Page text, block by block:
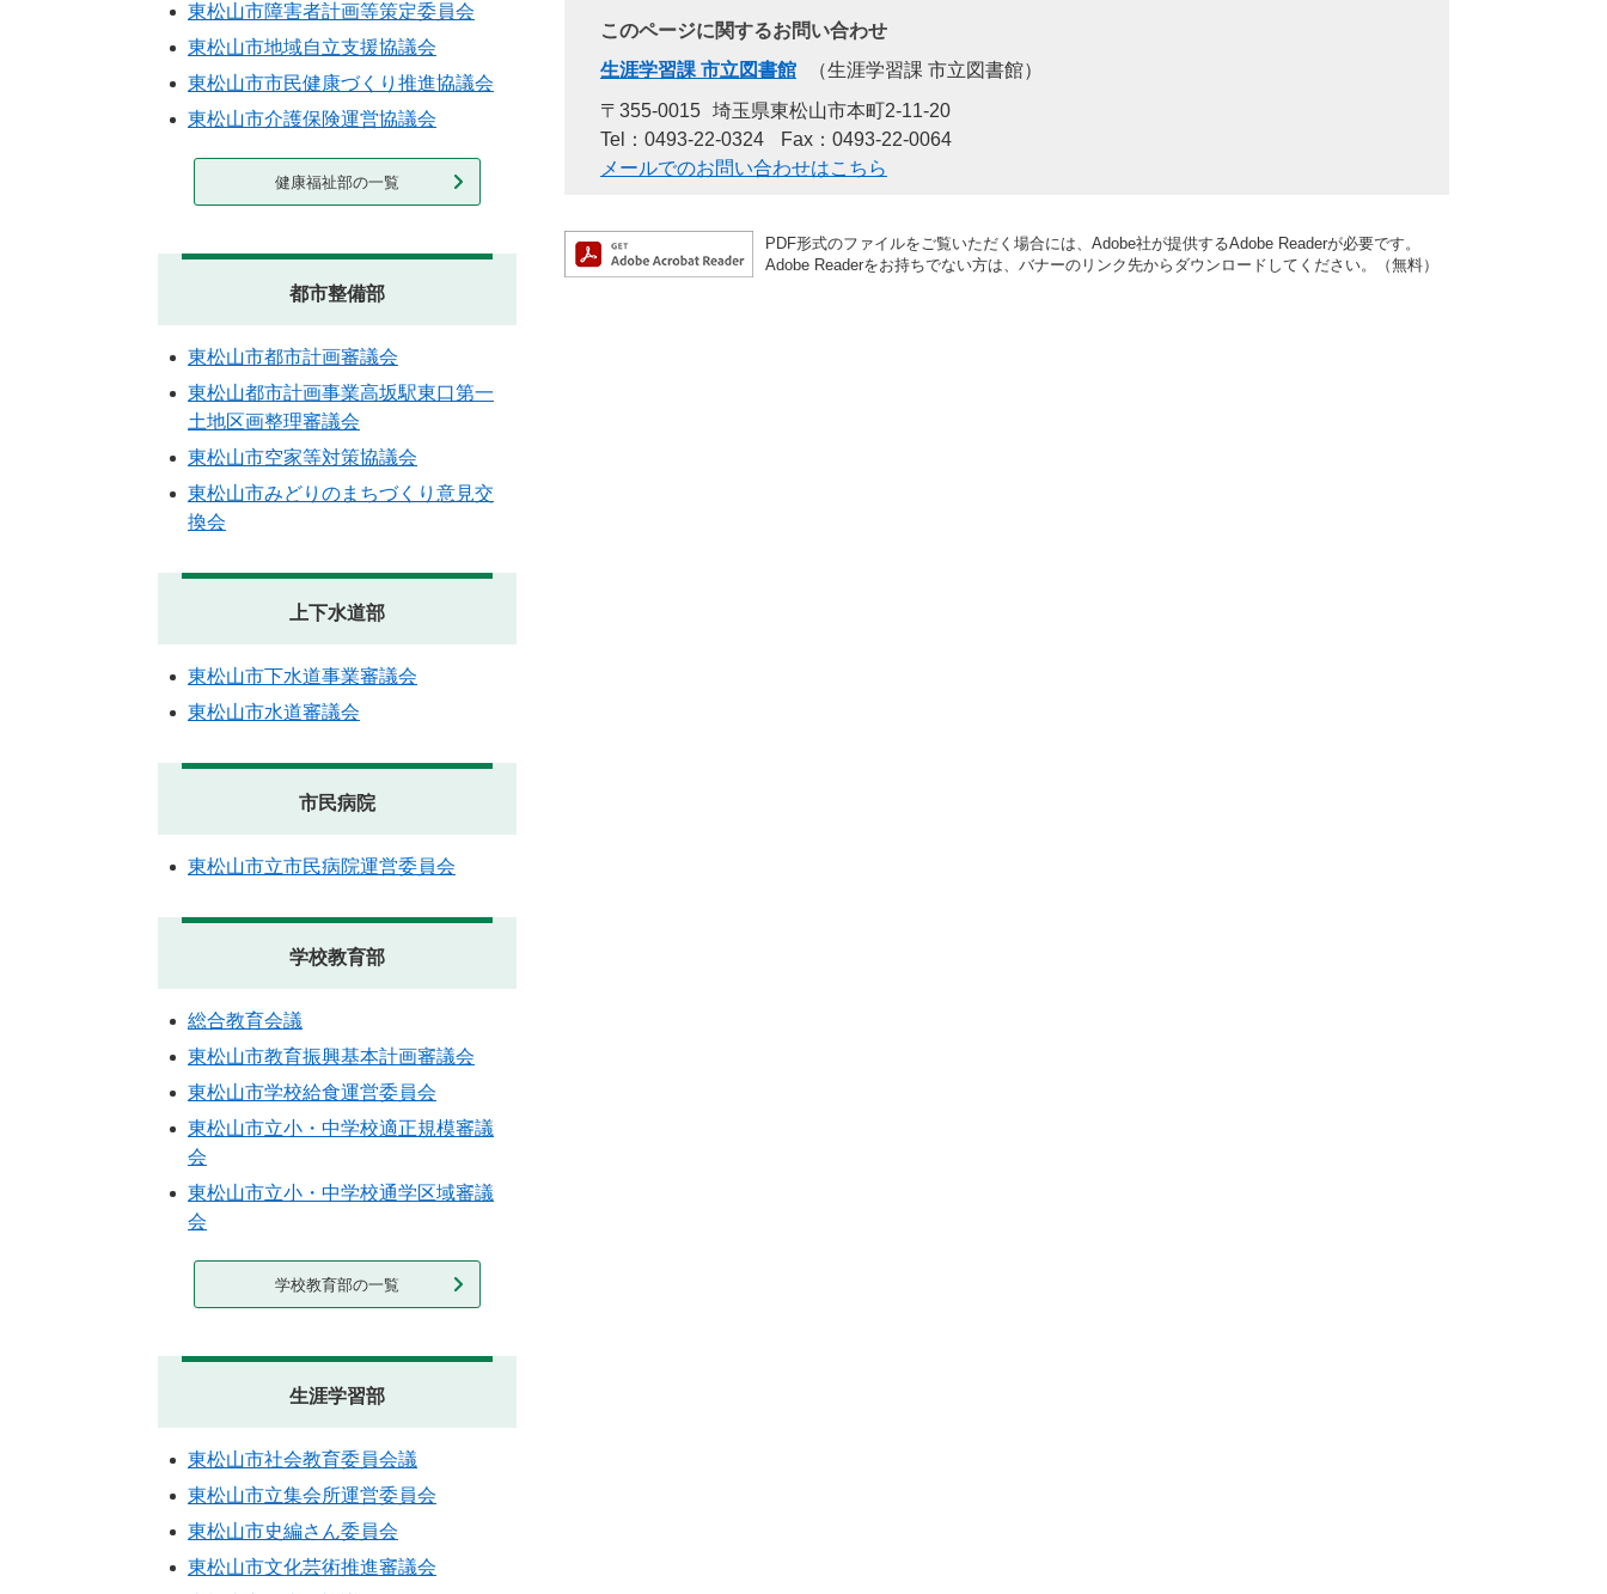
このページに関するお問い合わせ
生涯学習課 市立図書館
生涯学習課 市立図書館
〒355-0015 埼玉県東松山市本町2-11-20
Tel：0493-22-0324
Fax：0493-22-0064
メールでのお問い合わせはこちら
PDF形式のファイルをご覧いただく場合には、Adobe社が提供するAdobe Readerが必要です。
Adobe Readerをお持ちでない方は、バナーのリンク先からダウンロードしてください。（無料）
東松山市障害者計画等策定委員会
東松山市地域自立支援協議会
東松山市市民健康づくり推進協議会
東松山市介護保険運営協議会
健康福祉部の一覧
都市整備部
東松山市都市計画審議会
東松山都市計画事業高坂駅東口第一
土地区画整理審議会
東松山市空家等対策協議会
東松山市みどりのまちづくり意見交
換会
上下水道部
東松山市下水道事業審議会
東松山市水道審議会
市民病院
東松山市立市民病院運営委員会
学校教育部
総合教育会議
東松山市教育振興基本計画審議会
東松山市学校給食運営委員会
東松山市立小・中学校適正規模審議
会
東松山市立小・中学校通学区域審議
会
学校教育部の一覧
生涯学習部
東松山市社会教育委員会議
東松山市立集会所運営委員会
東松山市史編さん委員会
東松山市文化芸術推進審議会